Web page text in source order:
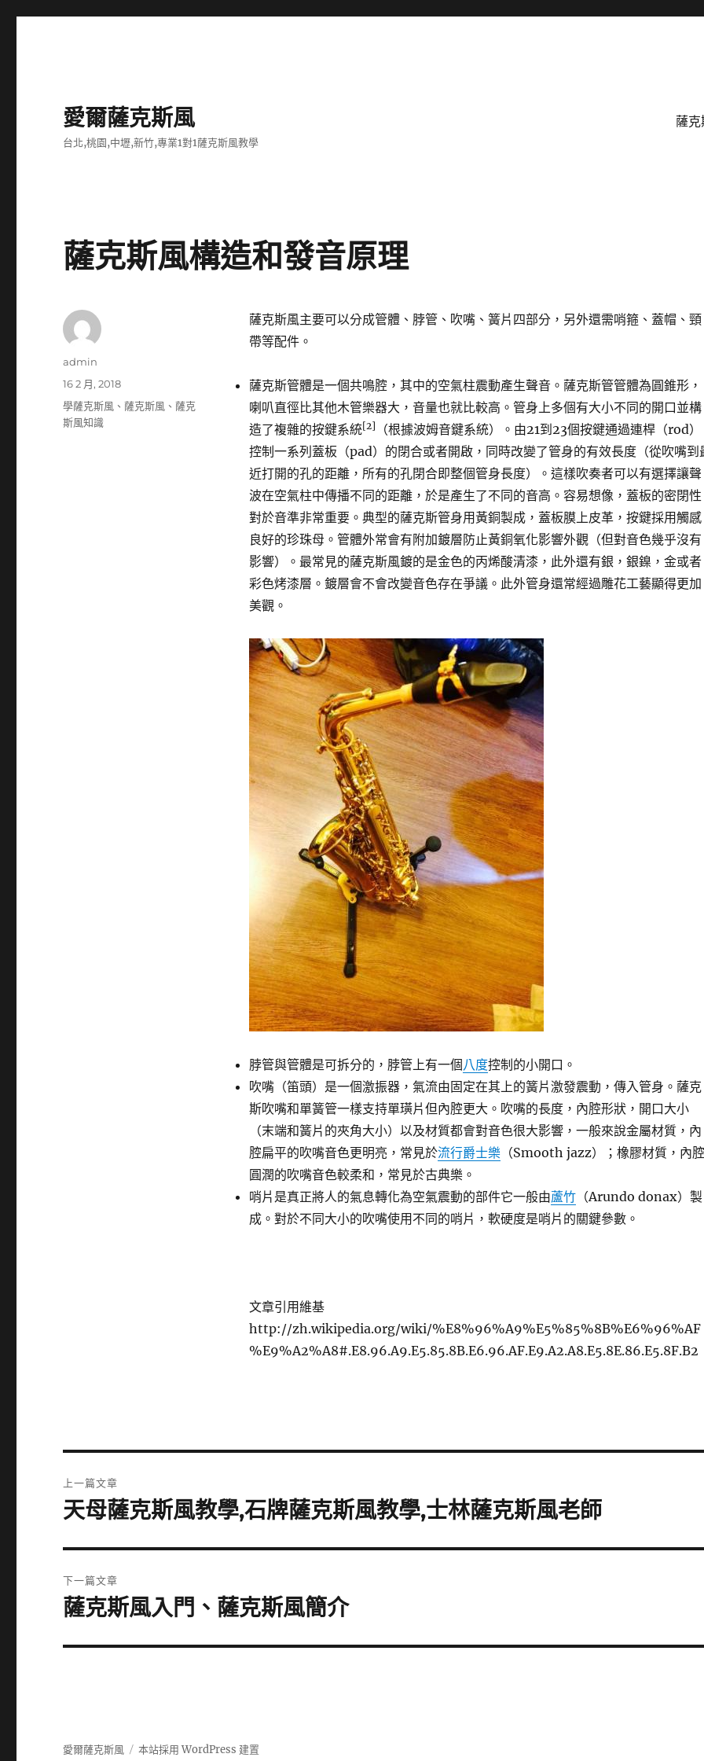
愛爾薩克斯風
台北,桃園,中壢,新竹,專業1對1薩克斯風教學
薩
薩克斯風構造和發音原理
薩克斯風主要可以分成管體、脖管、吹嘴、簧片四部分，另外還需哨箍、蓋帽、頸
帶等配件。
薩克斯管體是一個共鳴腔，其中的空氣柱震動產生聲音。薩克斯管管體為圓錐形，
喇叭直徑比其他木管樂器大，音量也就比較高。管身上多個有大小不同的開口並構
造了複雜的按鍵系統[2]
（根據波姆音鍵系統）。由21到23個按鍵通過連桿（rod）
控制一系列蓋板（pad）的閉合或者開啟，同時改變了管身的有效長度（從吹嘴到
近打開的孔的距離，所有的孔閉合即整個管身長度）。這樣吹奏者可以有選擇讓聲
波在空氣柱中傳播不同的距離，於是產生了不同的音高。容易想像，蓋板的密閉性
對於音準非常重要。典型的薩克斯管身用黃銅製成，蓋板膜上皮革，按鍵採用觸感
良好的珍珠母。管體外常會有附加鍍層防止黃銅氧化影響外觀（但對音色幾乎沒有
影響）。最常見的薩克斯風鍍的是金色的丙烯酸清漆，此外還有銀，銀鎳，金或者
彩色烤漆層。鍍層會不會改變音色存在爭議。此外管身還常經過雕花工藝顯得更加
美觀。
脖管與管體是可拆分的，脖管上有一個八度控制的小開口。
吹嘴（笛頭）是一個激振器，氣流由固定在其上的簧片激發震動，傳入管身。薩克
斯吹嘴和單簧管一樣支持單璜片但內腔更大。吹嘴的長度，內腔形狀，開口大小
（末端和簧片的夾角大小）以及材質都會對音色很大影響，一般來說金屬材質，內
腔扁平的吹嘴音色更明亮，常見於流行爵士樂（Smooth jazz）；橡膠材質，內腔
圓潤的吹嘴音色較柔和，常見於古典樂。
哨片是真正將人的氣息轉化為空氣震動的部件它一般由蘆竹（Arundo donax）製
成。對於不同大小的吹嘴使用不同的哨片，軟硬度是哨片的關鍵參數。
文章引用維基
http://zh.wikipedia.org/wiki/%E8%96%A9%E5%85%8B%E6%96%AF
%E9%A2%A8#.E8.96.A9.E5.85.8B.E6.96.AF.E9.A2.A8.E5.8E.86.E5.8F.B2
作
admin
發
佈
日
16 2 月, 2018
分
類
學薩克斯風 、薩克斯風 、薩克
斯風知識
章
上一篇文章
上
篇
文
章:
天母薩克斯風教學,石牌薩克斯風教學,士林薩克斯風老師
下一篇文章
下
篇
薩克斯風入門、薩克斯風簡介
愛爾薩克斯風 本站採用 WordPress 建置